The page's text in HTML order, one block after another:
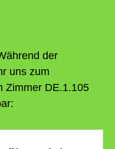
der
uns zum
Zimmer DE.1.105